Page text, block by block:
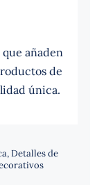
añaden
de
única.
,Detalles de